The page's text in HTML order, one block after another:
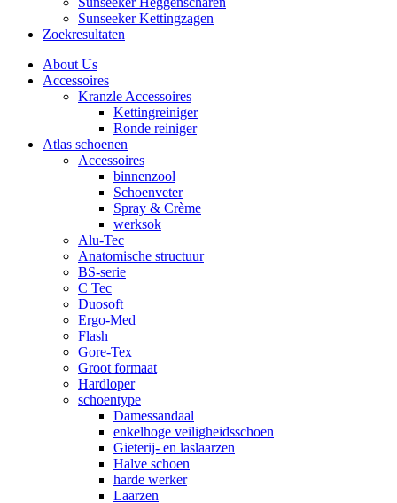
Sunseeker Kettingzagen
Zoekresultaten
About Us
Accessoires
Kranzle Accessoires
Kettingreiniger
Ronde reiniger
Atlas schoenen
Accessoires
binnenzool
Schoenveter
Spray & Crème
werksok
Alu-Tec
Anatomische structuur
BS-serie
C Tec
Duosoft
Ergo-Med
Flash
Gore-Tex
Groot formaat
Hardloper
schoentype
Damessandaal
enkelhoge veiligheidsschoen
Gieterij- en laslaarzen
Halve schoen
harde werker
Laarzen